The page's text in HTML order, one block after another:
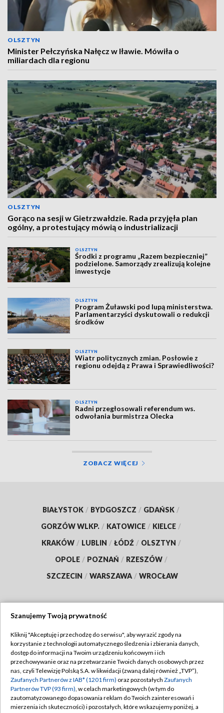
OLSZTYN
Minister Pełczyńska Nałęcz w Iławie. Mówiła o
miliardach dla regionu
OLSZTYN
Gorąco na sesji w Gietrzwałdzie. Rada przyjęła plan
ogólny, a protestujący mówią o industrializacji
OLSZTYN
Środki z programu „Razem bezpieczniej”
podzielone. Samorządy zrealizują kolejne
inwestycje
OLSZTYN
Program Żuławski pod lupą ministerstwa.
Parlamentarzyści dyskutowali o redukcji
środków
OLSZTYN
Wiatr politycznych zmian. Posłowie z
regionu odejdą z Prawa i Sprawiedliwości?
OLSZTYN
Radni przegłosowali referendum ws.
odwołania burmistrza Olecka
ZOBACZ WIĘCEJ
BIAŁYSTOK / BYDGOSZCZ / GDAŃSK /
GORZÓW WLKP. / KATOWICE / KIELCE /
KRAKÓW / LUBLIN / ŁÓDŹ / OLSZTYN /
OPOLE / POZNAŃ / RZESZÓW /
SZCZECIN / WARSZAWA / WROCŁAW
TVP
Abonament TVP
Emisja w TVP
Centrum informacji TVP
Naziemna Telewizja Cyfrowa
Regulamin TVP
Polityka prywatności
Moje zgody
Szanujemy Twoją prywatność
Kliknij "Akceptuję i przechodzę do serwisu", aby wyrazić zgody na
korzystanie z technologii automatycznego śledzenia i zbierania danych,
dostęp do informacji na Twoim urządzeniu końcowym i ich
przechowywanie oraz na przetwarzanie Twoich danych osobowych przez
nas, czyli Telewizję Polską S.A. w likwidacji (zwaną dalej również „TVP”),
Zaufanych Partnerów z IAB* (1201 firm) oraz pozostałych Zaufanych
Partnerów TVP (93 firm), w celach marketingowych (w tym do
zautomatyzowanego dopasowania reklam do Twoich zainteresowań i
mierzenia ich skuteczności) i pozostałych, które wskazujemy poniżej, a